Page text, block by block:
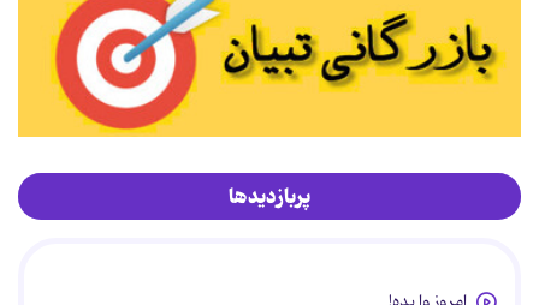
پربازدیدها